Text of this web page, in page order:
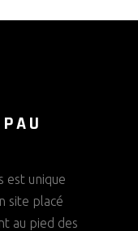
est unique
site placé
au pied des